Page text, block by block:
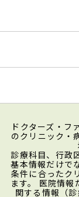
ドクターズ・フ
のクリニック・
診療科目、行政
基本情報だけで
条件に合ったク
ます。 医院情報
関する情報（